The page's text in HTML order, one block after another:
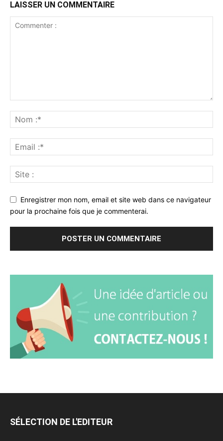
LAISSER UN COMMENTAIRE
Enregistrer mon nom, email et site web dans ce navigateur
pour la prochaine fois que je commenterai.
SÉLECTION DE L'EDITEUR